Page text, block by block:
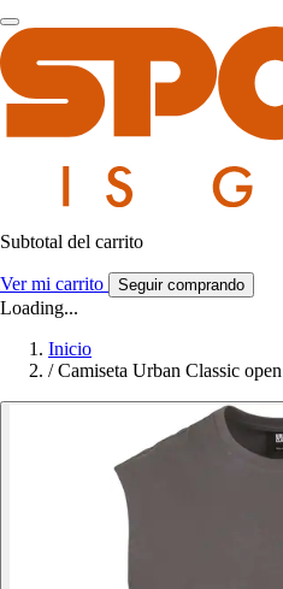
Subtotal del carrito
Ver mi carrito Seguir comprando
Loading...
Inicio
/ Camiseta Urban Classic open